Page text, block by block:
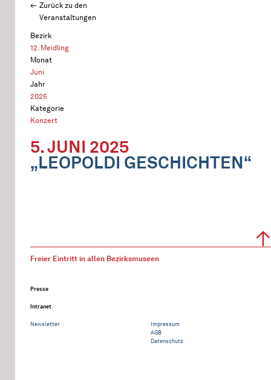
Zurück zu den
Veranstaltungen
Bezirk
12. Meidling
Monat
Juni
Jahr
2025
Kategorie
Konzert
5. JUNI 2025
„LEOPOLDI GESCHICHTEN“
Freier Eintritt in allen Bezirksmuseen
Presse
Intranet
Newsletter
Impressum
AGB
Datenschutz